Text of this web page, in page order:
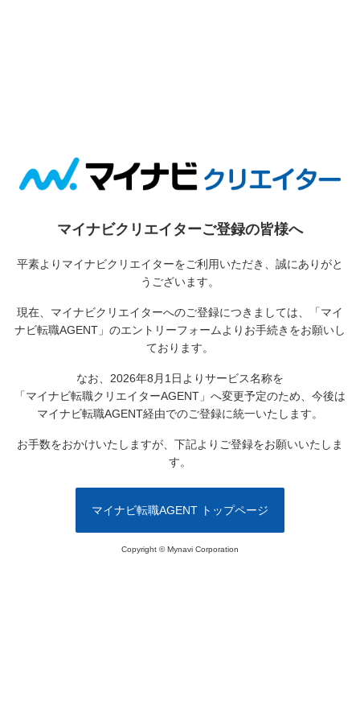
マイナビクリエイターご登録の皆様へ
平素よりマイナビクリエイターをご利用いただき、誠にありがと
うございます。
現在、マイナビクリエイターへのご登録につきましては、
「マイ
ナビ転職AGENT」のエントリーフォームよりお手続きをお願いし
ております。
なお、2026年8月1日よりサービス名称を
「マイナビ転職クリエイターAGENT」へ変更予定のため、 今後は
マイナビ転職AGENT経由でのご登録に統一いたします。
お手数をおかけいたしますが、下記よりご登録をお願いいたしま
す。
マイナビ転職AGENT トップページ
Copyright © Mynavi Corporation